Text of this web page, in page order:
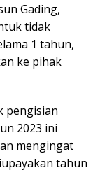
Gading,
tidak
1 tahun,
ke pihak
pengisian
2023 ini
mengingat
tahun